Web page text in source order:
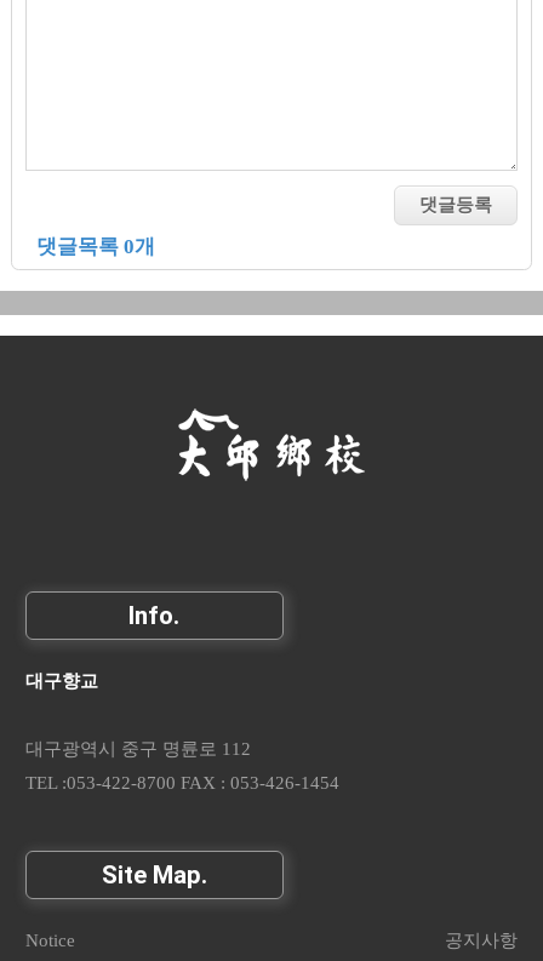
댓글목록 0개
Info.
대구향교
대구광역시 중구 명륜로 112
TEL :053-422-8700 FAX : 053-426-1454
Site Map.
Notice
공지사항